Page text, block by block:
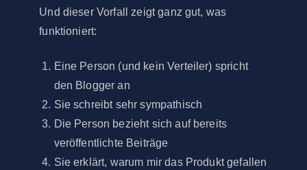
Und dieser Vorfall zeigt ganz gut, was
funktioniert:
Eine Person (und kein Verteiler) spricht
den Blogger an
Sie schreibt sehr sympathisch
Die Person bezieht sich auf bereits
veröffentlichte Beiträge
Sie erklärt, warum mir das Produkt gefallen